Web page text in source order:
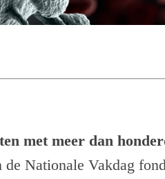
met meer dan
Nationale Vakdag